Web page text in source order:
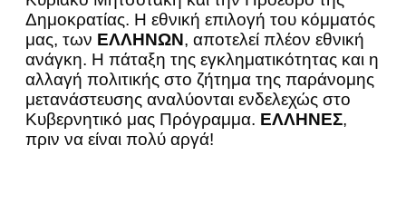
Δημοκρατίας. Η εθνική επιλογή του κόμματός
μας, των ΕΛΛΗΝΩΝ, αποτελεί πλέον εθνική
ανάγκη. Η πάταξη της εγκληματικότητας και η
αλλαγή πολιτικής στο ζήτημα της παράνομης
μετανάστευσης αναλύονται ενδελεχώς στο
Κυβερνητικό μας Πρόγραμμα. ΕΛΛΗΝΕΣ,
πριν να είναι πολύ αργά!